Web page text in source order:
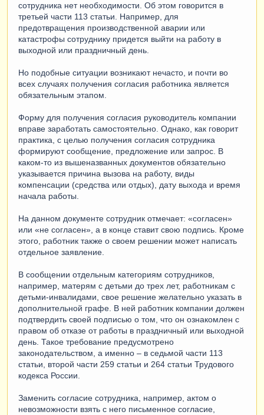
сотрудника нет необходимости. Об этом говорится в
третьей части 113 статьи. Например, для
предотвращения производственной аварии или
катастрофы сотруднику придется выйти на работу в
выходной или праздничный день.
Но подобные ситуации возникают нечасто, и почти во
всех случаях получения согласия работника является
обязательным этапом.
Форму для получения согласия руководитель компании
вправе заработать самостоятельно. Однако, как говорит
практика, с целью получения согласия сотрудника
формируют сообщение, предложение или запрос. В
каком-то из вышеназванных документов обязательно
указывается причина вызова на работу, виды
компенсации (средства или отдых), дату выхода и время
начала работы.
На данном документе сотрудник отмечает: «согласен»
или «не согласен», а в конце ставит свою подпись. Кроме
этого, работник также о своем решении может написать
отдельное заявление.
В сообщении отдельным категориям сотрудников,
например, матерям с детьми до трех лет, работникам с
детьми-инвалидами, свое решение желательно указать в
дополнительной графе. В ней работник компании должен
подтвердить своей подписью о том, что он ознакомлен с
правом об отказе от работы в праздничный или выходной
день. Такое требование предусмотрено
законодательством, а именно – в седьмой части 113
статьи, второй части 259 статьи и 264 статьи Трудового
кодекса России.
Заменить согласие сотрудника, например, актом о
невозможности взять с него письменное согласие,